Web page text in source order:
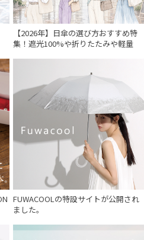
【2026年】日傘の選び方おすすめ特
集！遮光100%や折りたたみや軽量
FUWACOOLの特設サイトが公開され
ました。